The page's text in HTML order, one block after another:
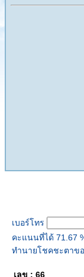
เบอร์โทร
คะแนนที่ได้ 71.67
ทำนายโชคชะตาขอ
เลข : 66